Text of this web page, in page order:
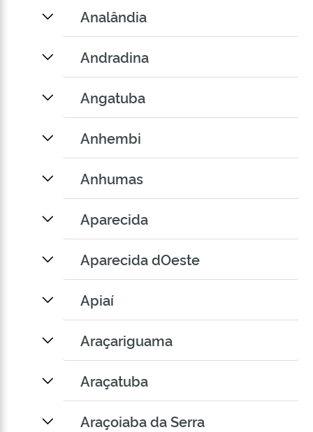
Analândia
Andradina
Angatuba
Anhembi
Anhumas
Aparecida
Aparecida dOeste
Apiaí
Araçariguama
Araçatuba
Araçoiaba da Serra